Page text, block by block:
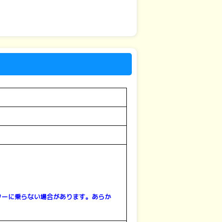
に乗らない場合があります。 あらか